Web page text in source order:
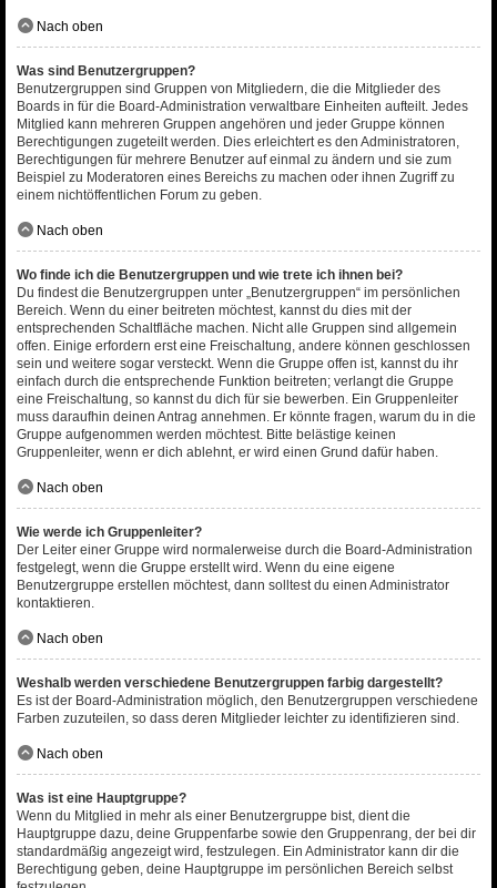
Nach oben
Was sind Benutzergruppen?
Benutzergruppen sind Gruppen von Mitgliedern, die die Mitglieder des
Boards in für die Board-Administration verwaltbare Einheiten aufteilt. Jedes
Mitglied kann mehreren Gruppen angehören und jeder Gruppe können
Berechtigungen zugeteilt werden. Dies erleichtert es den Administratoren,
Berechtigungen für mehrere Benutzer auf einmal zu ändern und sie zum
Beispiel zu Moderatoren eines Bereichs zu machen oder ihnen Zugriff zu
einem nichtöffentlichen Forum zu geben.
Nach oben
Wo finde ich die Benutzergruppen und wie trete ich ihnen bei?
Du findest die Benutzergruppen unter „Benutzergruppen“ im persönlichen
Bereich. Wenn du einer beitreten möchtest, kannst du dies mit der
entsprechenden Schaltfläche machen. Nicht alle Gruppen sind allgemein
offen. Einige erfordern erst eine Freischaltung, andere können geschlossen
sein und weitere sogar versteckt. Wenn die Gruppe offen ist, kannst du ihr
einfach durch die entsprechende Funktion beitreten; verlangt die Gruppe
eine Freischaltung, so kannst du dich für sie bewerben. Ein Gruppenleiter
muss daraufhin deinen Antrag annehmen. Er könnte fragen, warum du in die
Gruppe aufgenommen werden möchtest. Bitte belästige keinen
Gruppenleiter, wenn er dich ablehnt, er wird einen Grund dafür haben.
Nach oben
Wie werde ich Gruppenleiter?
Der Leiter einer Gruppe wird normalerweise durch die Board-Administration
festgelegt, wenn die Gruppe erstellt wird. Wenn du eine eigene
Benutzergruppe erstellen möchtest, dann solltest du einen Administrator
kontaktieren.
Nach oben
Weshalb werden verschiedene Benutzergruppen farbig dargestellt?
Es ist der Board-Administration möglich, den Benutzergruppen verschiedene
Farben zuzuteilen, so dass deren Mitglieder leichter zu identifizieren sind.
Nach oben
Was ist eine Hauptgruppe?
Wenn du Mitglied in mehr als einer Benutzergruppe bist, dient die
Hauptgruppe dazu, deine Gruppenfarbe sowie den Gruppenrang, der bei dir
standardmäßig angezeigt wird, festzulegen. Ein Administrator kann dir die
Berechtigung geben, deine Hauptgruppe im persönlichen Bereich selbst